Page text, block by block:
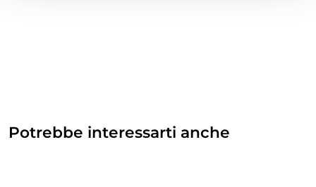
Potrebbe interessarti anche